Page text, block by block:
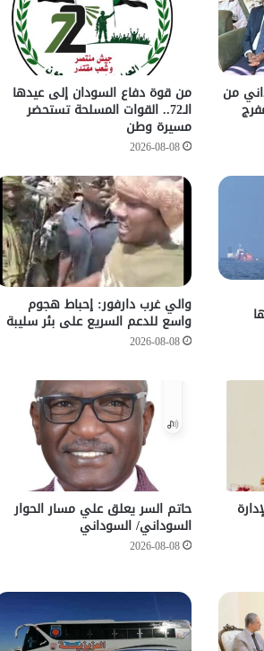
سوداني من من قوة دفاع السودان إلى عيدها
الـ72.. القوات المسلحة تستحضر
مسيرة وطن
2026-08-08
والي غرب دارفور: إحباط هجوم
واسع للدعم السريع على بئر سليبة
2026-08-08
حاتم السر يعلق علي مسار الحوار
السوداني/ السوداني
2026-08-08